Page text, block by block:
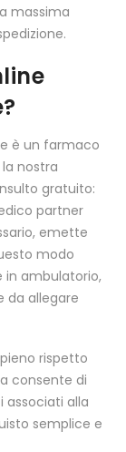
massima
è un farmaco
nostra
gratuito:
partner
emette
modo
ambulatorio,
da allegare
rispetto
consente di
associati alla
semplice e